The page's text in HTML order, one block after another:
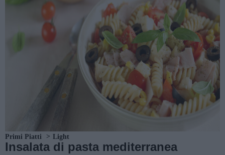
Primi Piatti Light
Insalata di pasta mediterranea